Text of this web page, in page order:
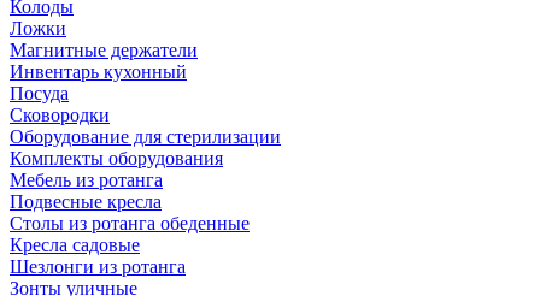
Колоды
Ложки
Магнитные держатели
Инвентарь кухонный
Посуда
Сковородки
Оборудование для стерилизации
Комплекты оборудования
Мебель из ротанга
Подвесные кресла
Столы из ротанга обеденные
Кресла садовые
Шезлонги из ротанга
Зонты уличные